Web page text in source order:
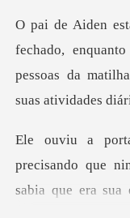
Loja
Histórico
Baixar App
do,
pessoas da ma
ndo que
sabia que